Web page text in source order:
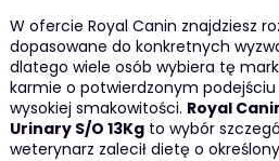
W ofercie Royal Canin znajdziesz
dopasowane do konkretnych
dlatego wiele osób wybiera tę
karmie o potwierdzonym
wysokiej smakowitości. Royal
Urinary S/O 13Kgto wybór
weterynarz zalecił dietę o